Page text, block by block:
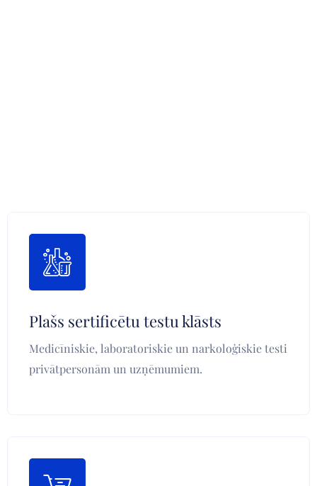
Plašs sertificētu testu klāsts
Medicīniskie, laboratoriskie un narkoloģiskie testi
privātpersonām un uzņēmumiem.